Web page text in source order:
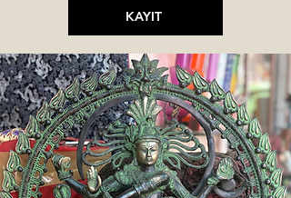
KAYIT